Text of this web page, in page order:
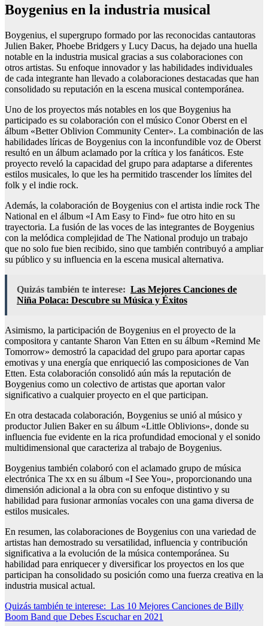
Boygenius en la industria musical
Boygenius, el supergrupo formado por las reconocidas cantautoras
Julien Baker, Phoebe Bridgers y Lucy Dacus, ha dejado una huella
notable en la industria musical gracias a sus colaboraciones con
otros artistas. Su enfoque innovador y las habilidades individuales
de cada integrante han llevado a colaboraciones destacadas que han
consolidado su reputación en la escena musical contemporánea.
Uno de los proyectos más notables en los que Boygenius ha
participado es su colaboración con el músico Conor Oberst en el
álbum «Better Oblivion Community Center». La combinación de las
habilidades líricas de Boygenius con la inconfundible voz de Oberst
resultó en un álbum aclamado por la crítica y los fanáticos. Este
proyecto reveló la capacidad del grupo para adaptarse a diferentes
estilos musicales, lo que les ha permitido trascender los límites del
folk y el indie rock.
Además, la colaboración de Boygenius con el artista indie rock The
National en el álbum «I Am Easy to Find» fue otro hito en su
trayectoria. La fusión de las voces de las integrantes de Boygenius
con la melódica complejidad de The National produjo un trabajo
que no solo fue bien recibido, sino que también contribuyó a ampliar
su público y su influencia en la escena musical alternativa.
Quizás también te interese: Las Mejores Canciones de
Niña Polaca: Descubre su Música y Éxitos
Asimismo, la participación de Boygenius en el proyecto de la
compositora y cantante Sharon Van Etten en su álbum «Remind Me
Tomorrow» demostró la capacidad del grupo para aportar capas
emotivas y una energía que enriqueció las composiciones de Van
Etten. Esta colaboración consolidó aún más la reputación de
Boygenius como un colectivo de artistas que aportan valor
significativo a cualquier proyecto en el que participan.
En otra destacada colaboración, Boygenius se unió al músico y
productor Julien Baker en su álbum «Little Oblivions», donde su
influencia fue evidente en la rica profundidad emocional y el sonido
multidimensional que caracteriza al trabajo de Boygenius.
Boygenius también colaboró con el aclamado grupo de música
electrónica The xx en su álbum «I See You», proporcionando una
dimensión adicional a la obra con su enfoque distintivo y su
habilidad para fusionar armonías vocales con una gama diversa de
estilos musicales.
En resumen, las colaboraciones de Boygenius con una variedad de
artistas han demostrado su versatilidad, influencia y contribución
significativa a la evolución de la música contemporánea. Su
habilidad para enriquecer y diversificar los proyectos en los que
participan ha consolidado su posición como una fuerza creativa en la
industria musical actual.
Quizás también te interese: Las 10 Mejores Canciones de Billy
Boom Band que Debes Escuchar en 2021